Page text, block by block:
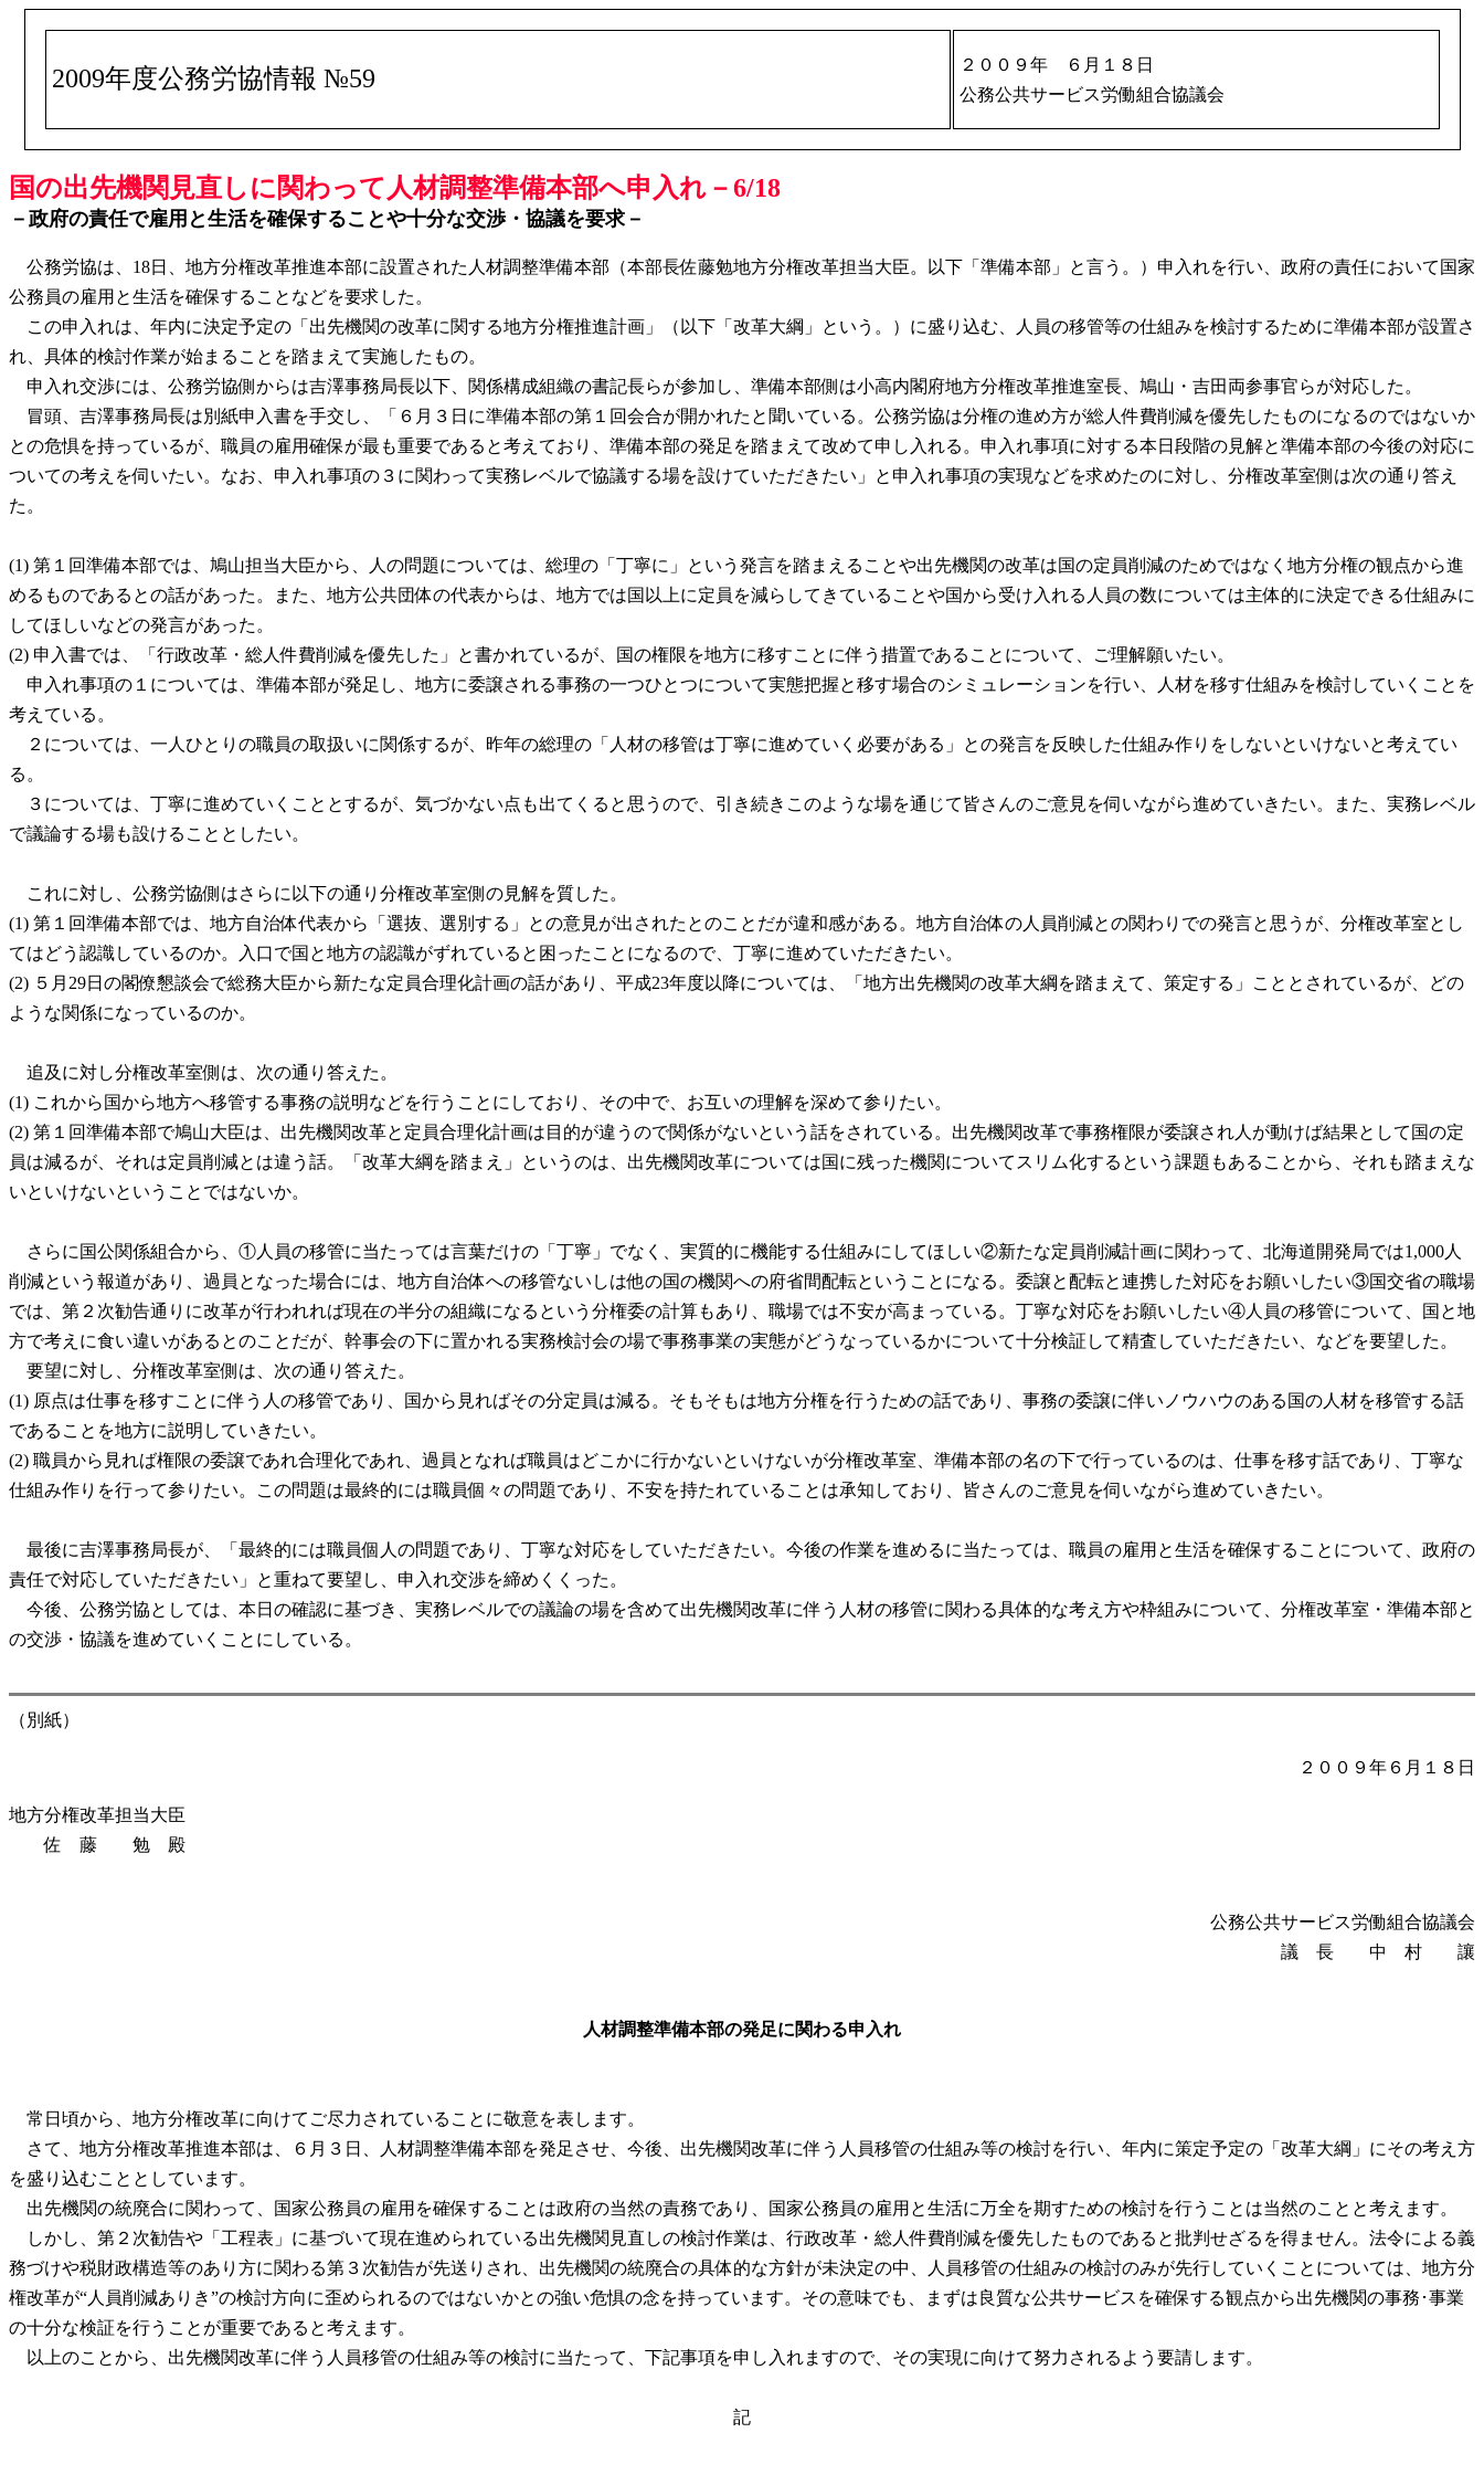
2009年度公務労協情報 №59
２００９年 ６月１８日
公務公共サービス労働組合協議会
国の出先機関見直しに関わって人材調整準備本部へ申入れ－6/18
－政府の責任で雇用と生活を確保することや十分な交渉・協議を要求－
公務労協は、18日、地方分権改革推進本部に設置された人材調整準備本部（本部長佐藤勉地方分権改革担当大臣。以下「準備本部」と言う。）申入れを行い、政府の責任において国家
公務員の雇用と生活を確保することなどを要求した。
この申入れは、年内に決定予定の「出先機関の改革に関する地方分権推進計画」（以下「改革大綱」という。）に盛り込む、人員の移管等の仕組みを検討するために準備本部が設置さ
れ、具体的検討作業が始まることを踏まえて実施したもの。
申入れ交渉には、公務労協側からは吉澤事務局長以下、関係構成組織の書記長らが参加し、準備本部側は小高内閣府地方分権改革推進室長、鳩山・吉田両参事官らが対応した。
冒頭、吉澤事務局長は別紙申入書を手交し、「６月３日に準備本部の第１回会合が開かれたと聞いている。公務労協は分権の進め方が総人件費削減を優先したものになるのではないか
との危惧を持っているが、職員の雇用確保が最も重要であると考えており、準備本部の発足を踏まえて改めて申し入れる。申入れ事項に対する本日段階の見解と準備本部の今後の対応に
ついての考えを伺いたい。なお、申入れ事項の３に関わって実務レベルで協議する場を設けていただきたい」と申入れ事項の実現などを求めたのに対し、分権改革室側は次の通り答え
た。
(1) 第１回準備本部では、鳩山担当大臣から、人の問題については、総理の「丁寧に」という発言を踏まえることや出先機関の改革は国の定員削減のためではなく地方分権の観点から進
めるものであるとの話があった。また、地方公共団体の代表からは、地方では国以上に定員を減らしてきていることや国から受け入れる人員の数については主体的に決定できる仕組みに
してほしいなどの発言があった。
(2) 申入書では、「行政改革・総人件費削減を優先した」と書かれているが、国の権限を地方に移すことに伴う措置であることについて、ご理解願いたい。
申入れ事項の１については、準備本部が発足し、地方に委譲される事務の一つひとつについて実態把握と移す場合のシミュレーションを行い、人材を移す仕組みを検討していくことを
考えている。
２については、一人ひとりの職員の取扱いに関係するが、昨年の総理の「人材の移管は丁寧に進めていく必要がある」との発言を反映した仕組み作りをしないといけないと考えてい
る。
３については、丁寧に進めていくこととするが、気づかない点も出てくると思うので、引き続きこのような場を通じて皆さんのご意見を伺いながら進めていきたい。また、実務レベル
で議論する場も設けることとしたい。
これに対し、公務労協側はさらに以下の通り分権改革室側の見解を質した。
(1) 第１回準備本部では、地方自治体代表から「選抜、選別する」との意見が出されたとのことだが違和感がある。地方自治体の人員削減との関わりでの発言と思うが、分権改革室とし
てはどう認識しているのか。入口で国と地方の認識がずれていると困ったことになるので、丁寧に進めていただきたい。
(2) ５月29日の閣僚懇談会で総務大臣から新たな定員合理化計画の話があり、平成23年度以降については、「地方出先機関の改革大綱を踏まえて、策定する」こととされているが、どの
ような関係になっているのか。
追及に対し分権改革室側は、次の通り答えた。
(1) これから国から地方へ移管する事務の説明などを行うことにしており、その中で、お互いの理解を深めて参りたい。
(2) 第１回準備本部で鳩山大臣は、出先機関改革と定員合理化計画は目的が違うので関係がないという話をされている。出先機関改革で事務権限が委譲され人が動けば結果として国の定
員は減るが、それは定員削減とは違う話。「改革大綱を踏まえ」というのは、出先機関改革については国に残った機関についてスリム化するという課題もあることから、それも踏まえな
いといけないということではないか。
さらに国公関係組合から、①人員の移管に当たっては言葉だけの「丁寧」でなく、実質的に機能する仕組みにしてほしい②新たな定員削減計画に関わって、北海道開発局では1,000人
削減という報道があり、過員となった場合には、地方自治体への移管ないしは他の国の機関への府省間配転ということになる。委譲と配転と連携した対応をお願いしたい③国交省の職場
では、第２次勧告通りに改革が行われれば現在の半分の組織になるという分権委の計算もあり、職場では不安が高まっている。丁寧な対応をお願いしたい④人員の移管について、国と地
方で考えに食い違いがあるとのことだが、幹事会の下に置かれる実務検討会の場で事務事業の実態がどうなっているかについて十分検証して精査していただきたい、などを要望した。
要望に対し、分権改革室側は、次の通り答えた。
(1) 原点は仕事を移すことに伴う人の移管であり、国から見ればその分定員は減る。そもそもは地方分権を行うための話であり、事務の委譲に伴いノウハウのある国の人材を移管する話
であることを地方に説明していきたい。
(2) 職員から見れば権限の委譲であれ合理化であれ、過員となれば職員はどこかに行かないといけないが分権改革室、準備本部の名の下で行っているのは、仕事を移す話であり、丁寧な
仕組み作りを行って参りたい。この問題は最終的には職員個々の問題であり、不安を持たれていることは承知しており、皆さんのご意見を伺いながら進めていきたい。
最後に吉澤事務局長が、「最終的には職員個人の問題であり、丁寧な対応をしていただきたい。今後の作業を進めるに当たっては、職員の雇用と生活を確保することについて、政府の
責任で対応していただきたい」と重ねて要望し、申入れ交渉を締めくくった。
今後、公務労協としては、本日の確認に基づき、実務レベルでの議論の場を含めて出先機関改革に伴う人材の移管に関わる具体的な考え方や枠組みについて、分権改革室・準備本部と
の交渉・協議を進めていくことにしている。
（別紙）
２００９年６月１８日
地方分権改革担当大臣
佐 藤 勉 殿
公務公共サービス労働組合協議会
議 長 中 村 讓
人材調整準備本部の発足に関わる申入れ
常日頃から、地方分権改革に向けてご尽力されていることに敬意を表します。
さて、地方分権改革推進本部は、６月３日、人材調整準備本部を発足させ、今後、出先機関改革に伴う人員移管の仕組み等の検討を行い、年内に策定予定の「改革大綱」にその考え方
を盛り込むこととしています。
出先機関の統廃合に関わって、国家公務員の雇用を確保することは政府の当然の責務であり、国家公務員の雇用と生活に万全を期すための検討を行うことは当然のことと考えます。
しかし、第２次勧告や「工程表」に基づいて現在進められている出先機関見直しの検討作業は、行政改革・総人件費削減を優先したものであると批判せざるを得ません。法令による義
務づけや税財政構造等のあり方に関わる第３次勧告が先送りされ、出先機関の統廃合の具体的な方針が未決定の中、人員移管の仕組みの検討のみが先行していくことについては、地方分
権改革が“人員削減ありき”の検討方向に歪められるのではないかとの強い危惧の念を持っています。その意味でも、まずは良質な公共サービスを確保する観点から出先機関の事務･事業
の十分な検証を行うことが重要であると考えます。
以上のことから、出先機関改革に伴う人員移管の仕組み等の検討に当たって、下記事項を申し入れますので、その実現に向けて努力されるよう要請します。
記